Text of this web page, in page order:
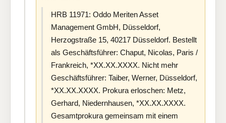
HRB 11971: Oddo Meriten Asset
Management GmbH, Düsseldorf,
Herzogstraße 15, 40217 Düsseldorf. Bestellt
als Geschäftsführer: Chaput, Nicolas, Paris /
Frankreich, *XX.XX.XXXX. Nicht mehr
Geschäftsführer: Taiber, Werner, Düsseldorf,
*XX.XX.XXXX. Prokura erloschen: Metz,
Gerhard, Niedernhausen, *XX.XX.XXXX.
Gesamtprokura gemeinsam mit einem